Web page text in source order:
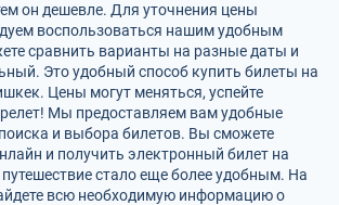
он дешевле. Для уточнения цены
воспользоваться нашим удобным
сравнить варианты на разные даты и
Это удобный способ купить билеты на
Цены могут меняться, успейте
Мы предоставляем вам удобные
и выбора билетов. Вы сможете
и получить электронный билет на
путешествие стало еще более удобным. На
всю необходимую информацию о